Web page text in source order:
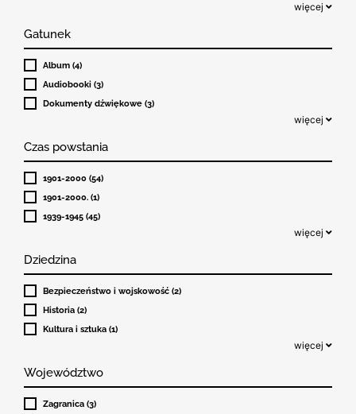
więcej
Gatunek
Album (4)
Audiobooki (3)
Dokumenty dźwiękowe (3)
więcej
Czas powstania
1901-2000 (54)
1901-2000. (1)
1939-1945 (45)
więcej
Dziedzina
Bezpieczeństwo i wojskowość (2)
Historia (2)
Kultura i sztuka (1)
więcej
Województwo
Zagranica (3)